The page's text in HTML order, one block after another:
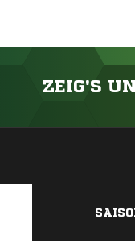
ZEIG'S